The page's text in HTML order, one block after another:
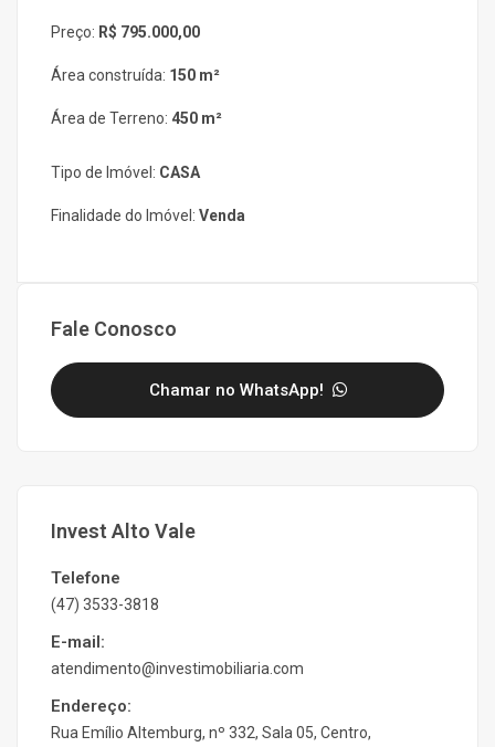
Preço: R$ 795.000,00
Área construída: 150 m²
Área de Terreno: 450 m²
Tipo de Imóvel: CASA
Finalidade do Imóvel: Venda
Fale Conosco
Chamar no WhatsApp!
Invest Alto Vale
Telefone
(47) 3533-3818
E-mail:
atendimento@investimobiliaria.com
Endereço:
Rua Emílio Altemburg, nº 332, Sala 05, Centro,